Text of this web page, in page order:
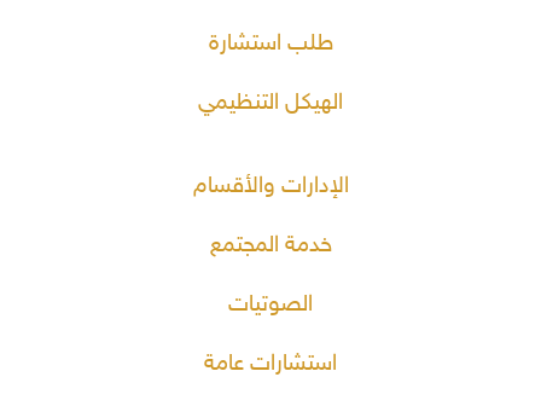
طلب استشارة
الهيكل التنظيمي
الإدارات والأقسام
خدمة المجتمع
الصوتيات
استشارات عامة